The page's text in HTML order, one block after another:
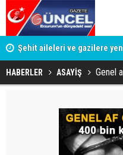
Şehit aileleri ve gazilere
HABERLER ASAYİŞ Genel